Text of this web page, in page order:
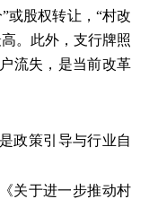
或股权转让，“村改
。此外，支行牌照
流失，是当前改革
政策引导与行业自
关于进一步推动村